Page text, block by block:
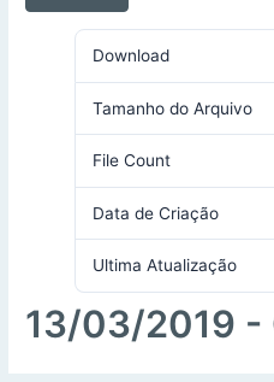
Download
Tamanho do Arquivo
File Count
Data de Criação
Ultima Atualização
13/03/2019 -